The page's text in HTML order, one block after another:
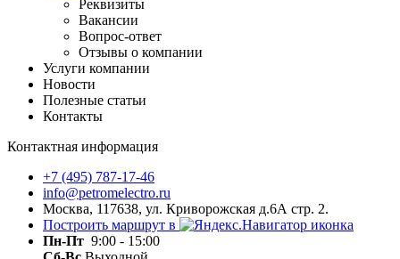
Реквизиты
Вакансии
Вопрос-ответ
Отзывы о компании
Услуги компании
Новости
Полезные статьи
Контакты
Контактная информация
+7 (495) 787-17-46
info@petromelectro.ru
Москва, 117638, ул. Криворожская д.6А стр. 2.
Построить маршрут в
Пн-Пт 9:00 - 15:00